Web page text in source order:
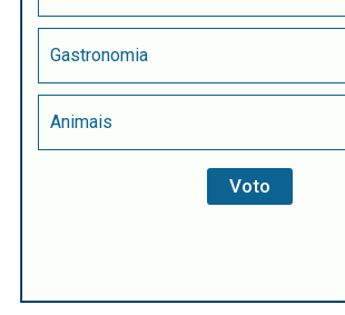
Gastronomia
Animais